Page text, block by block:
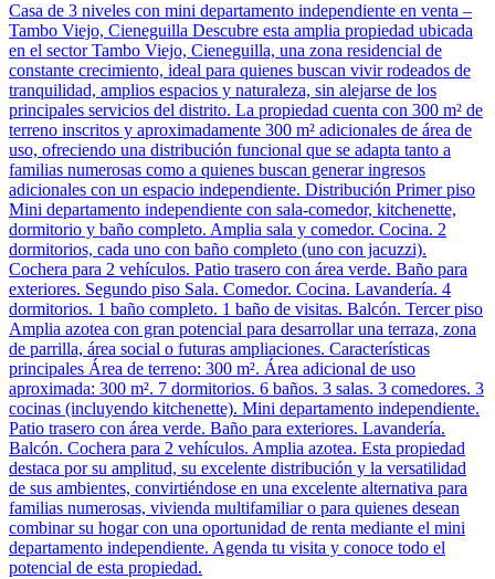
Casa de 3 niveles con mini departamento independiente en venta –
Tambo Viejo, Cieneguilla Descubre esta amplia propiedad ubicada
en el sector Tambo Viejo, Cieneguilla, una zona residencial de
constante crecimiento, ideal para quienes buscan vivir rodeados de
tranquilidad, amplios espacios y naturaleza, sin alejarse de los
principales servicios del distrito. La propiedad cuenta con 300 m² de
terreno inscritos y aproximadamente 300 m² adicionales de área de
uso, ofreciendo una distribución funcional que se adapta tanto a
familias numerosas como a quienes buscan generar ingresos
adicionales con un espacio independiente. Distribución Primer piso
Mini departamento independiente con sala-comedor, kitchenette,
dormitorio y baño completo. Amplia sala y comedor. Cocina. 2
dormitorios, cada uno con baño completo (uno con jacuzzi).
Cochera para 2 vehículos. Patio trasero con área verde. Baño para
exteriores. Segundo piso Sala. Comedor. Cocina. Lavandería. 4
dormitorios. 1 baño completo. 1 baño de visitas. Balcón. Tercer piso
Amplia azotea con gran potencial para desarrollar una terraza, zona
de parrilla, área social o futuras ampliaciones. Características
principales Área de terreno: 300 m². Área adicional de uso
aproximada: 300 m². 7 dormitorios. 6 baños. 3 salas. 3 comedores. 3
cocinas (incluyendo kitchenette). Mini departamento independiente.
Patio trasero con área verde. Baño para exteriores. Lavandería.
Balcón. Cochera para 2 vehículos. Amplia azotea. Esta propiedad
destaca por su amplitud, su excelente distribución y la versatilidad
de sus ambientes, convirtiéndose en una excelente alternativa para
familias numerosas, vivienda multifamiliar o para quienes desean
combinar su hogar con una oportunidad de renta mediante el mini
departamento independiente. Agenda tu visita y conoce todo el
potencial de esta propiedad.